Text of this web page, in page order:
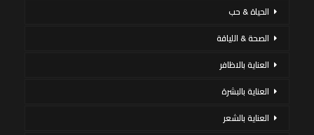
الحياة & حب
الصحة & اللياقة
العناية بالاظافر
العناية بالبشرة
العناية بالشعر